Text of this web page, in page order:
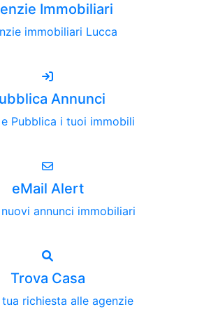
Immobiliari
immobiliari Lucca
Annunci
Pubblica i tuoi immobili
eMail Alert
annunci immobiliari
Trova Casa
richiesta alle agenzie